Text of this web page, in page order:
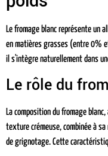
Le fromage blanc représente un
en matières grasses (entre 0%
il s'intègre naturellement dans
Le rôle du
La composition du fromage
texture crémeuse, combinée à
de grignotage. Cette